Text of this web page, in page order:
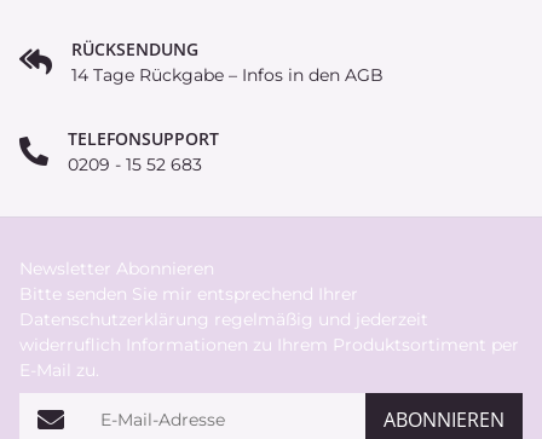
RÜCKSENDUNG
14 Tage Rückgabe – Infos in den AGB
TELEFONSUPPORT
0209 - 15 52 683
Newsletter Abonnieren
Bitte senden Sie mir entsprechend Ihrer
Datenschutzerklärung regelmäßig und jederzeit
widerruflich Informationen zu Ihrem Produktsortiment per
E-Mail zu.
E-Mail-Adresse ABONNIEREN